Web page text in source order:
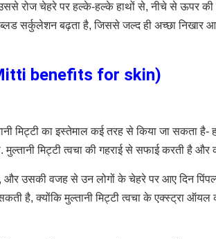
रोज चेहरे पर हल्के-हल्के हाथों से, नीचे से ऊपर
सर्कुलेशन बढ़ता है, जिससे जल्द ही अच्छा निखार
Mitti benefits for skin)
मिट्टी का इस्तेमाल कई तरह से किया जा सकता
मिट्टी त्वचा की गहराई से सफाई करती है
और उसकी वजह से उन लोगों के चेहरे पर आए दिन
सकती है, क्योंकि मुल्तानी मिट्टी त्वचा के एक्स्ट्रा